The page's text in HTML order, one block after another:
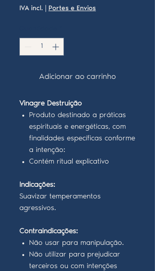
IVA incl. Portes e Envios
Adicionar ao carrinho
Vinagre Destruição
Produto destinado a práticas
espirituais e energéticas, com
finalidades específicas conforme
a intenção:
Contém ritual explicativo
Indicações:
Suavizar temperamentos
agressivos.
Contraindicações:
Não usar para manipulação.
Não utilizar para prejudicar
terceiros ou com intenções